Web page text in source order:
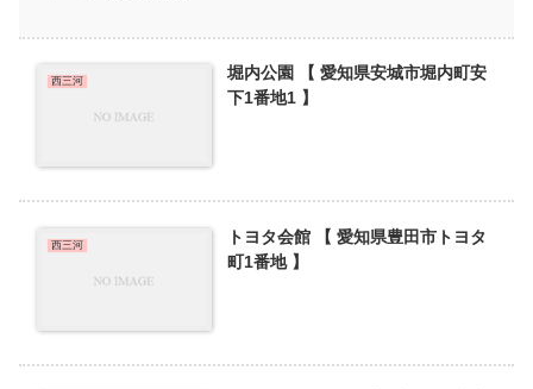
西三河
堀内公園 【 愛知県安城市堀内町安
下1番地1 】
西三河
トヨタ会館 【 愛知県豊田市トヨタ
町1番地 】